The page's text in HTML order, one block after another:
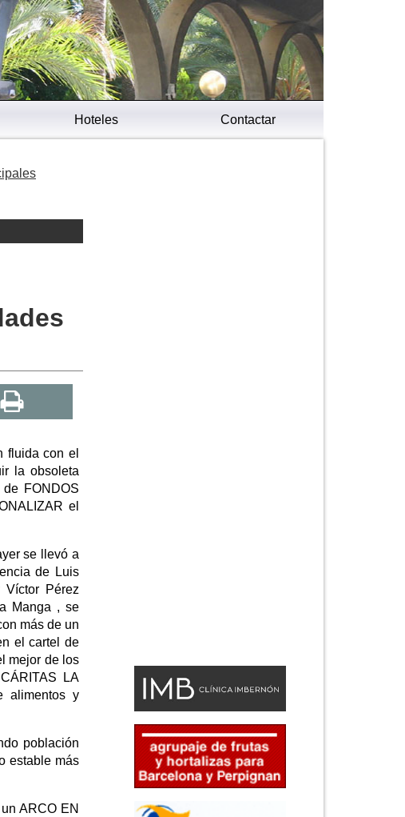
Hoteles Contactar
fluida con el
la obsoleta
FONDOS
el
se llevó a
de Luis
Víctor Pérez
Manga , se
más de un
el cartel de
mejor de los
LA
alimentos y
población
estable más
ARCO EN